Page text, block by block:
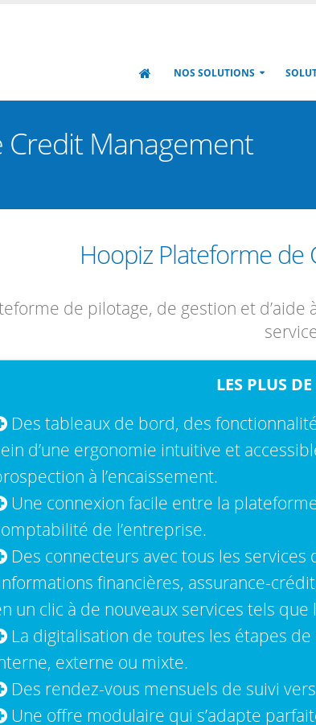
NOS SOLUTIONS
Management
Hoopiz Plateforme
de pilotage, de gestion et
LES PLUS
Des tableaux de bord, des
d’une ergonomie intuitive et
à l’encaissement.
Une connexion facile entre la
de l’entreprise.
Des connecteurs avec tous les services
financières, assurance-
un clic à de nouveaux services tels que
La digitalisation de toutes les étapes
externe ou mixte.
Des rendez-vous mensuels de suivi
Une offre modulaire qui s’adapte